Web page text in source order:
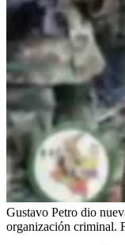
Gustavo Petro dio
organización criminal.